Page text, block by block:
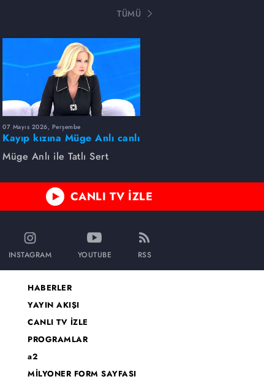
TÜMÜ
07 Mayıs 2026, Perşembe
Kayıp kızına Müge Anlı canlı
yayında kavuştu
Müge Anlı ile Tatlı Sert
CANLI TV İZLE
INSTAGRAM YOUTUBE RSS
HABERLER
YAYIN AKIŞI
CANLI TV İZLE
PROGRAMLAR
a2
MİLYONER FORM SAYFASI